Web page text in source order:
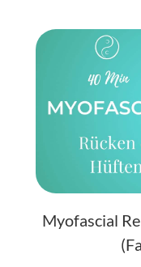
Myofascial